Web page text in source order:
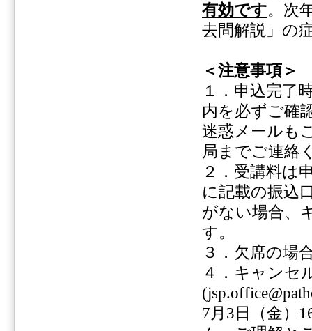
有効です。次
去問解説」の
＜注意事項＞
１．申込完了
内を必ずご確
迷惑メールも
局までご連絡
２．受講料は
に記載の振込
がない場合、
す。
３．欠席の場
４．キャンセ
7月3日（金）